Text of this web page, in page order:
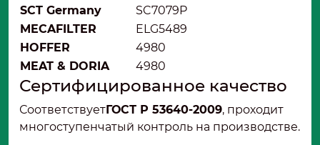
SCT Germany
SC7079P
MECAFILTER
ELG5489
HOFFER
4980
MEAT & DORIA
4980
Сертифицированное качество
СоответствуетГОСТ Р 53640-2009, проходит
многоступенчатый контроль на производстве.